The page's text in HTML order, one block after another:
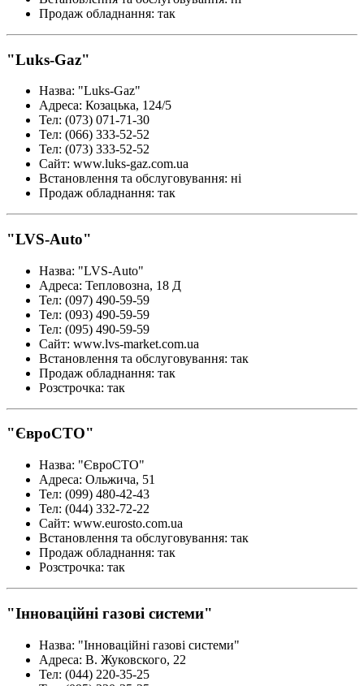
Продаж обладнання: так
"Luks-Gaz"
Назва: "Luks-Gaz"
Адреса: Козацька, 124/5
Тел: (073) 071-71-30
Тел: (066) 333-52-52
Тел: (073) 333-52-52
Сайт: www.luks-gaz.com.ua
Встановлення та обслуговування: ні
Продаж обладнання: так
"LVS-Auto"
Назва: "LVS-Auto"
Адреса: Тепловозна, 18 Д
Тел: (097) 490-59-59
Тел: (093) 490-59-59
Тел: (095) 490-59-59
Сайт: www.lvs-market.com.ua
Встановлення та обслуговування: так
Продаж обладнання: так
Розстрочка: так
"ЄвроСТО"
Назва: "ЄвроСТО"
Адреса: Ольжича, 51
Тел: (099) 480-42-43
Тел: (044) 332-72-22
Сайт: www.eurosto.com.ua
Встановлення та обслуговування: так
Продаж обладнання: так
Розстрочка: так
"Інноваційні газові системи"
Назва: "Інноваційні газові системи"
Адреса: В. Жуковского, 22
Тел: (044) 220-35-25